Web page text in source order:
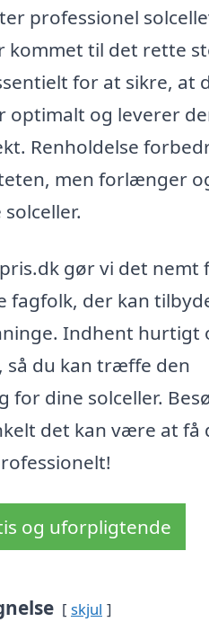
professionel
kommet til det rette
for at sikre, at
optimalt og leverer
Renholdelse
men forlænger
gør vi det nemt
fagfolk, der kan
Indhent hurtigt
så du kan træffe den
for dine solceller.
det kan være at få
og uforpligtende
skjul